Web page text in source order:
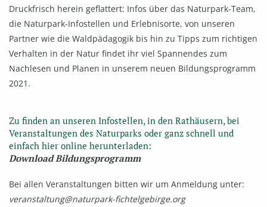
Druckfrisch herein geflattert: Infos über das Naturpark-Team,
die Naturpark-Infostellen und Erlebnisorte, von unseren
Partner wie die Waldpädagogik bis hin zu Tipps zum richtigen
Verhalten in der Natur findet ihr viel Spannendes zum
Nachlesen und Planen in unserem neuen Bildungsprogramm
2021.
Zu finden an unseren Infostellen, in den Rathäusern, bei
Veranstaltungen des Naturparks oder ganz schnell und
einfach hier online herunterladen:
Download Bildungsprogramm
Bei allen Veranstaltungen bitten wir um Anmeldung unter:
veranstaltung@naturpark-fichtelgebirge.org